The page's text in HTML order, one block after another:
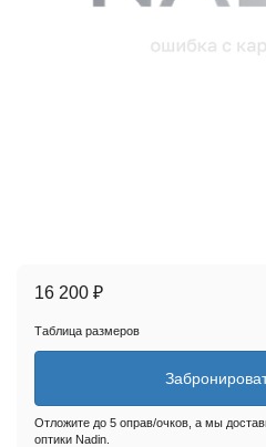
16 200 ₽
Таблица размеров
Отложите до 5 оправ/очков, а мы
оптики Nadin.